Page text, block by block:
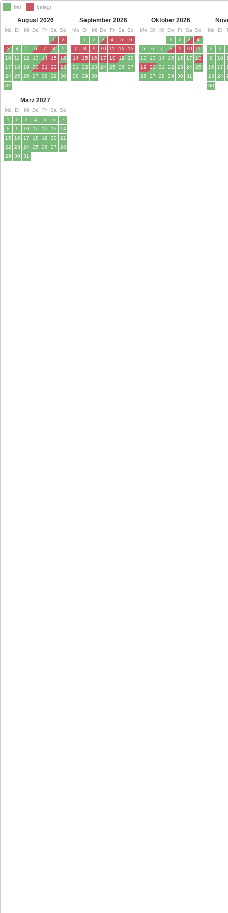
August 2026
Mo Di Mi Do Fr Sa So
1
2
3
4 5 6 7 8
9
10
11 12 13 14 15
16
17
18 19 20 21 22
23
24 25 26 27 28 29
30
31
September 2026
Mo Di Mi Do Fr Sa So
1
2 3 4 5
6
7
8 9 10 11 12
13
14
15 16 17 18 19
20
21
22 23 24 25 26
27
28
29 30
Oktober 2026
Mo Di Mi Do Fr Sa So
1
2 3
4
5
6 7 8 9 10
11
12
13 14 15 16 17
18
19
20 21 22 23 24 25
26
27 28 29 30 31
Mo Di
2 3
9
10
16
17
23
24
30
März 2027
Mo Di Mi Do Fr Sa So
1
2 3 4 5 6
7
8
9 10 11 12 13
14
15
16 17 18 19 20
21
22
23 24 25 26 27
28
29
30 31
frei belegt